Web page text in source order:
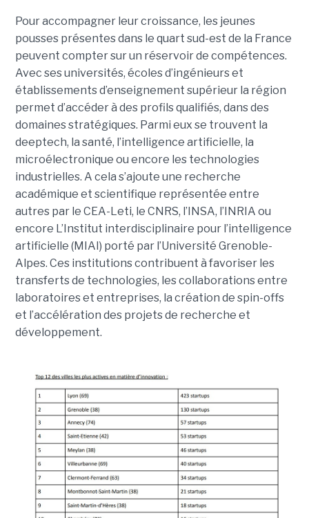
Pour accompagner leur croissance, les jeunes
pousses présentes dans le quart sud-est de la France
peuvent compter sur un réservoir de compétences.
Avec ses universités, écoles d’ingénieurs et
établissements d’enseignement supérieur la région
permet d’accéder à des profils qualifiés, dans des
domaines stratégiques. Parmi eux se trouvent la
deeptech, la santé, l’intelligence artificielle, la
microélectronique ou encore les technologies
industrielles. A cela s’ajoute une recherche
académique et scientifique représentée entre
autres par le CEA-Leti, le CNRS, l’INSA, l’INRIA ou
encore L’Institut interdisciplinaire pour l’intelligence
artificielle (MIAI) porté par l’Université Grenoble-
Alpes. Ces institutions contribuent à favoriser les
transferts de technologies, les collaborations entre
laboratoires et entreprises, la création de spin-offs
et l’accélération des projets de recherche et
développement.